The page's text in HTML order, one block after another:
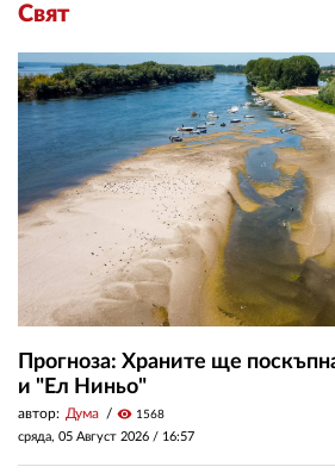
Свят
Прогноза: Храните ще
и "Ел Ниньо"
автор: Дума visibility 1568
сряда, 05 Август 2026 / 16:57